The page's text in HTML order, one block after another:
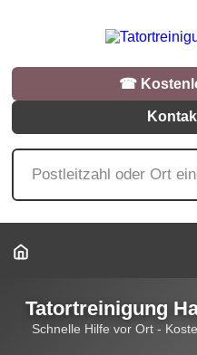
☎︎
Tatortreinigung
Schnelle Hilfe vor Ort -